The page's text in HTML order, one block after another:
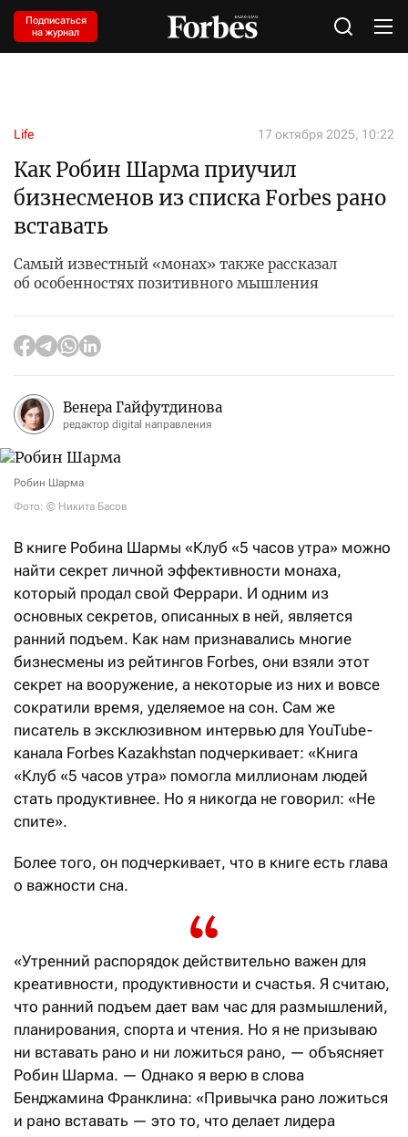
Подписаться
на журнал
Life 17 октября 2025, 10:22
Как Робин Шарма приучил
бизнесменов из списка Forbes рано
вставать
Самый известный «монах» также рассказал
об особенностях позитивного мышления
Венера Гайфутдинова
редактор digital направления
Робин Шарма
Фото: © Никита Басов
В книге Робина Шармы «Клуб «5 часов утра» можно
найти секрет личной эффективности монаха,
который продал свой Феррари. И одним из
основных секретов, описанных в ней, является
ранний подъем. Как нам признавались многие
бизнесмены из рейтингов Forbes, они взяли этот
секрет на вооружение, а некоторые из них и вовсе
сократили время, уделяемое на сон. Сам же
писатель в эксклюзивном интервью для YouTube-
канала Forbes Kazakhstan подчеркивает: «Книга
«Клуб «5 часов утра» помогла миллионам людей
стать продуктивнее. Но я никогда не говорил: «Не
спите».
Более того, он подчеркивает, что в книге есть глава
о важности сна.
«Утренний распорядок действительно важен для
креативности, продуктивности и счастья. Я считаю,
что ранний подъем дает вам час для размышлений,
планирования, спорта и чтения. Но я не призываю
ни вставать рано и ни ложиться рано, — объясняет
Робин Шарма. — Однако я верю в слова
Бенджамина Франклина: «Привычка рано ложиться
и рано вставать — это то, что делает лидера